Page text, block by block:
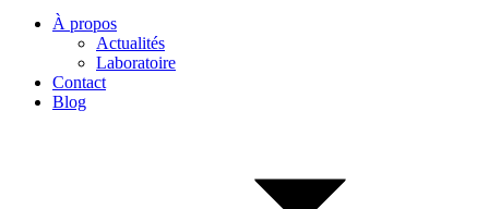
À propos
Actualités
Laboratoire
Contact
Blog